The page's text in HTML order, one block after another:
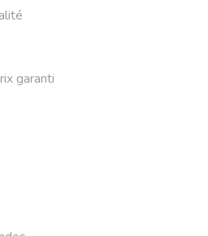
garanti